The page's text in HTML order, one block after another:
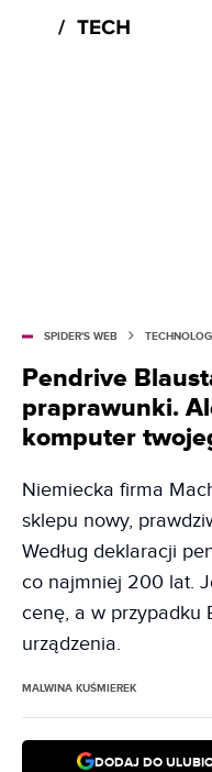
SPIDER'S WEB
Pendrive
praprawunki.
komputer
Niemiecka firma
sklepu nowy,
Według deklaracji
co najmniej 200 lat.
cenę, a w przypadku
urządzenia.
MALWINA KUŚMIEREK
DODAJ DO